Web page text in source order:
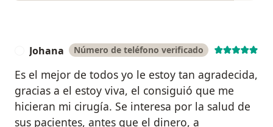
Johana Número de teléfono verificado
Es el mejor de todos yo le estoy tan agradecida,
gracias a el estoy viva, el consiguió que me
hicieran mi cirugía. Se interesa por la salud de
sus pacientes, antes que el dinero, a